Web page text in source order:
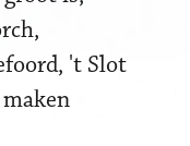
't Slot